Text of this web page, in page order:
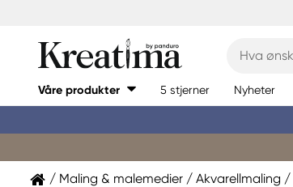
Våre produkter 5 stjerner Nyheter
Maling & malemedier Akvarellmaling